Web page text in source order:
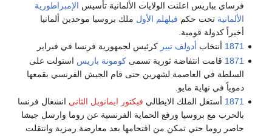
فرساي بباريس اعلنت الولايات الألمانية تأسيس الإمبراطورية
الألمانية تحت حكم فيلهلم الأول ملك بروسيا موحدين ألمانيا
أخيراً كدولة قومية.
1871 أنتخاب أدولف تيير كرئيس لجمهورية فرنسا في فبراير
1871 قامت انتفاضة ثورية تسمىكومونة باريس استولت على
السلطة في العاصمة لشهرين حتى قام الجيش الفرنسي بقمعها
دموياً في نهاية مايو.
1871 أستغل الملك الايطالي فيكتور ايمانويل الثاني انشغال فرنسا
بالحرب مع بروسيا ورفع الحماية الفرنسية عن روما وارسل جيشا
حاصر روما حتي تمكن من اقتحامها بعد معارضة رمزية وانتقلت